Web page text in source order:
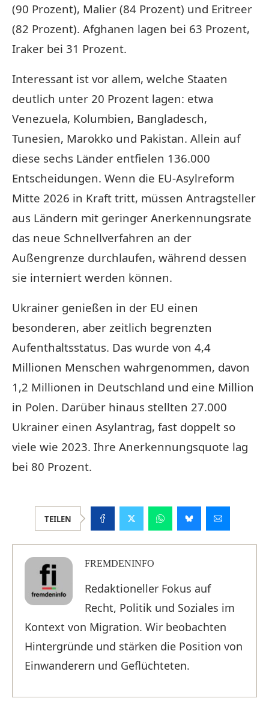
(90 Prozent), Malier (84 Prozent) und Eritreer
(82 Prozent). Afghanen lagen bei 63 Prozent,
Iraker bei 31 Prozent.
Interessant ist vor allem, welche Staaten
deutlich unter 20 Prozent lagen: etwa
Venezuela, Kolumbien, Bangladesch,
Tunesien, Marokko und Pakistan. Allein auf
diese sechs Länder entfielen 136.000
Entscheidungen. Wenn die EU-Asylreform
Mitte 2026 in Kraft tritt, müssen Antragsteller
aus Ländern mit geringer Anerkennungsrate
das neue Schnellverfahren an der
Außengrenze durchlaufen, während dessen
sie interniert werden können.
Ukrainer genießen in der EU einen
besonderen, aber zeitlich begrenzten
Aufenthaltsstatus. Das wurde von 4,4
Millionen Menschen wahrgenommen, davon
1,2 Millionen in Deutschland und eine Million
in Polen. Darüber hinaus stellten 27.000
Ukrainer einen Asylantrag, fast doppelt so
viele wie 2023. Ihre Anerkennungsquote lag
bei 80 Prozent.
TEILEN
FREMDENINFO
Redaktioneller Fokus auf
Recht, Politik und Soziales im
Kontext von Migration. Wir beobachten
Hintergründe und stärken die Position von
Einwanderern und Geflüchteten.